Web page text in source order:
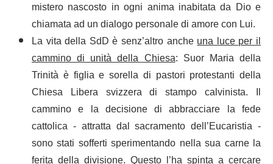
mistero nascosto in ogni anima inabitata da Dio e
chiamata ad un dialogo personale di amore con Lui.
La vita della SdD è senz’altro ancheuna luce per il
cammino di unità della Chiesa: Suor Maria della
Trinità è figlia e sorella di pastori protestanti della
Chiesa Libera svizzera di stampo calvinista. Il
cammino e la decisione di abbracciare la fede
cattolica - attratta dal sacramento dell’Eucaristia -
sono stati sofferti sperimentando nella sua carne la